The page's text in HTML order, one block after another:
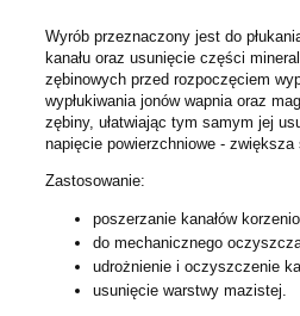
Wyrób przeznaczony jest do
kanału oraz usunięcie części
zębinowych przed rozpoczęciem
wypłukiwania jonów wapnia oraz
zębiny, ułatwiając tym samym jej
napięcie powierzchniowe -
Zastosowanie:
poszerzanie kanałów
do mechanicznego
udrożnienie i oczyszczenie
usunięcie warstwy mazistej.